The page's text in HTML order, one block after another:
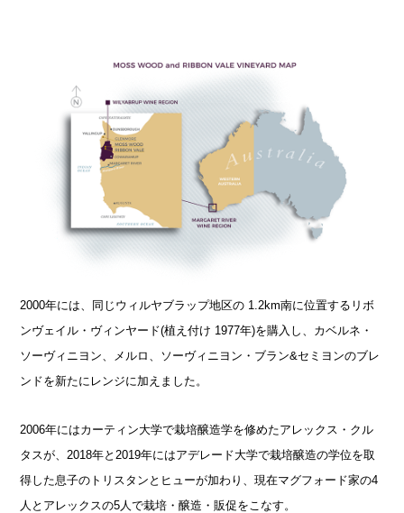
2000年には、同じウィルヤブラップ地区の 1.2km南に位置するリボ
ンヴェイル・ヴィンヤード(植え付け 1977年)を購入し、カベルネ・
ソーヴィニヨン、メルロ、ソーヴィニヨン・ブラン&セミヨンのブレ
ンドを新たにレンジに加えました。
2006年にはカーティン大学で栽培醸造学を修めたアレックス・クル
タスが、2018年と2019年にはアデレード大学で栽培醸造の学位を取
得した息子のトリスタンとヒューが加わり、現在マグフォード家の4
人とアレックスの5人で栽培・醸造・販促をこなす。